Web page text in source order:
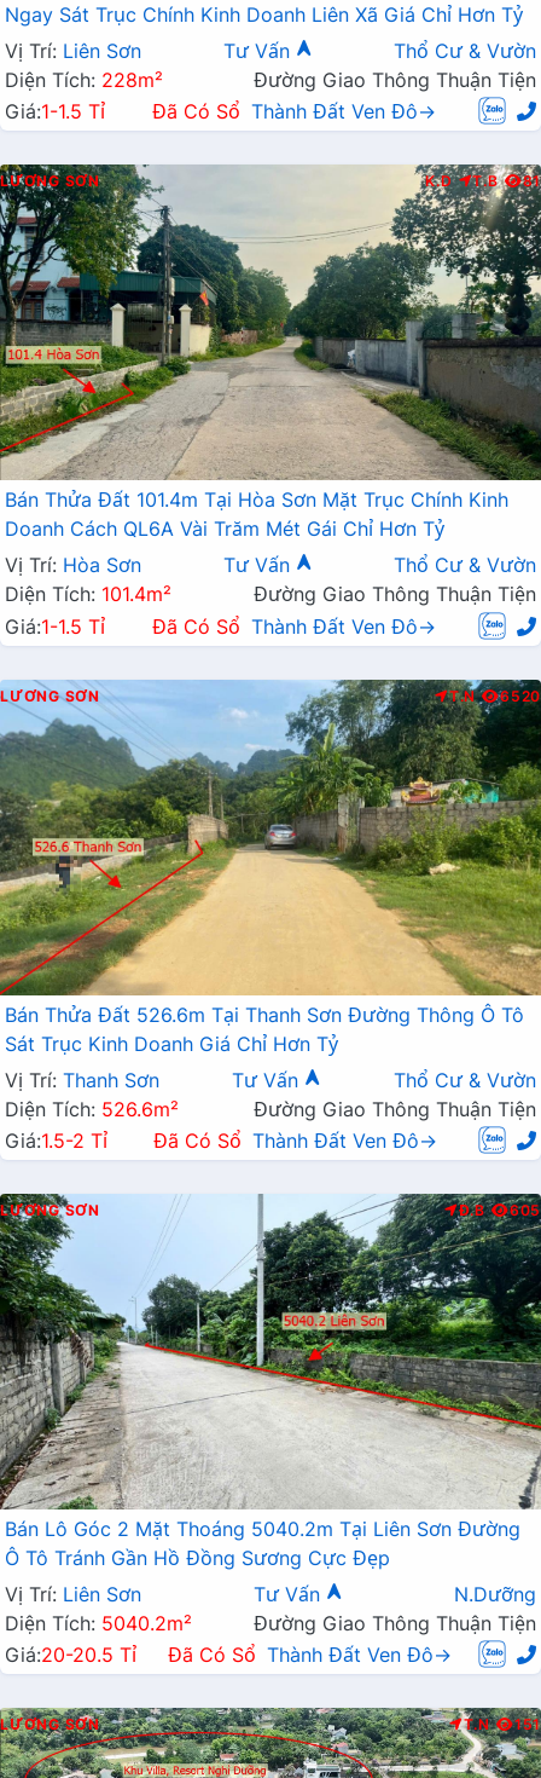
Ngay Sát Trục Chính Kinh Doanh Liên Xã Giá Chỉ Hơn Tỷ
Vị Trí: Liên Sơn Tư Vấn
Thổ Cư & Vườn
Diện Tích: 228m²
Đường Giao Thông Thuận Tiện
Giá:1-1.5 Tỉ Đã Có Sổ Thành Đất Ven Đô→
LƯƠNG SƠN K.D T.B 81
Bán Thửa Đất 101.4m Tại Hòa Sơn Mặt Trục Chính Kinh
Doanh Cách QL6A Vài Trăm Mét Gái Chỉ Hơn Tỷ
Vị Trí: Hòa Sơn Tư Vấn
Thổ Cư & Vườn
Diện Tích: 101.4m²
Đường Giao Thông Thuận Tiện
Giá:1-1.5 Tỉ Đã Có Sổ Thành Đất Ven Đô→
LƯƠNG SƠN T.N 6520
Bán Thửa Đất 526.6m Tại Thanh Sơn Đường Thông Ô Tô
Sát Trục Kinh Doanh Giá Chỉ Hơn Tỷ
Vị Trí: Thanh Sơn Tư Vấn
Thổ Cư & Vườn
Diện Tích: 526.6m²
Đường Giao Thông Thuận Tiện
Giá:1.5-2 Tỉ Đã Có Sổ Thành Đất Ven Đô→
LƯƠNG SƠN Đ.B 605
Bán Lô Góc 2 Mặt Thoáng 5040.2m Tại Liên Sơn Đường
Ô Tô Tránh Gần Hồ Đồng Sương Cực Đẹp
Vị Trí: Liên Sơn Tư Vấn
N.Dưỡng
Diện Tích: 5040.2m²
Đường Giao Thông Thuận Tiện
Giá:20-20.5 Tỉ Đã Có Sổ Thành Đất Ven Đô→
LƯƠNG SƠN T.N 151